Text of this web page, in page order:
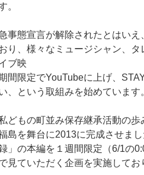
。
事態宣言が解除されたとはい
り、様々なミュージシャン、タ
ブ映
間限定でYouTubeに上げ、
、という取組みを始めています
どもの町並み保存継承活動の
島を舞台に2013に完成させま
」の本編を１週間限定（6/1の
見ていただく企画を実施してお